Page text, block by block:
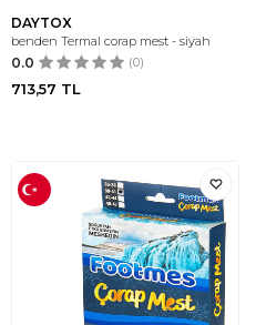
DAYTOX
benden Termal corap mest - siyah
0.0 (0)
713,57 TL